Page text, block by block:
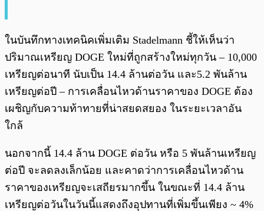
ในบันทึกทางเทคนิคเพิ่มเติม Stadelmann ชี้ให้เห็นว่า
ปริมาณเหรียญ DOGE ใหม่ที่ถูกสร้างใหม่ทุกวัน – 10,000
เหรียญต่อนาที นับเป็น 14.4 ล้านต่อวัน และ5.2 พันล้าน
เหรียญต่อปี – การเคลื่อนไหวด้านราคาของ DOGE ต้อง
เผชิญกับความท้าทายที่น่าสยดสยอง ในระยะเวลาอัน
ใกล้
นอกจากนี้ 14.4 ล้าน DOGE ต่อวัน หรือ 5 พันล้านเหรียญ
ต่อปี จะลดลงเล็กน้อย และคาดว่าการเคลื่อนไหวด้าน
ราคาของเหรียญจะเสถียรมากขึ้น ในขณะที่ 14.4 ล้าน
เหรียญต่อวันในวันนี้แสดงถึงอุปทานที่เพิ่มขึ้นเพียง ~ 4%